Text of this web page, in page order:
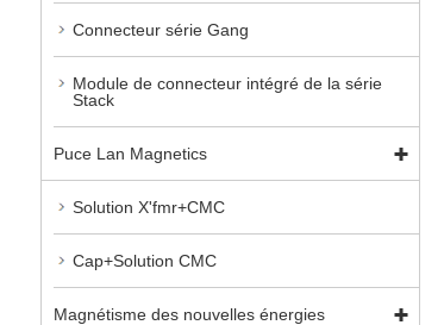
Connecteur série Gang
Module de connecteur intégré de la série
Stack
Puce Lan Magnetics
Solution X'fmr+CMC
Cap+Solution CMC
Magnétisme des nouvelles énergies